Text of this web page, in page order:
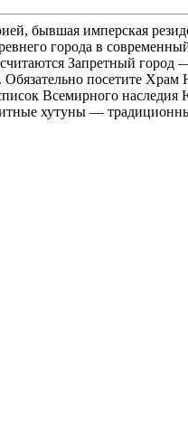
бывшая имперская
города в
Запретный
Обязательно посетите
Всемирного
хутуны —